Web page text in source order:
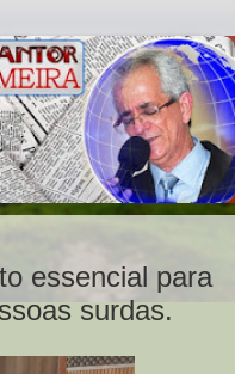
essencial para
surdas.